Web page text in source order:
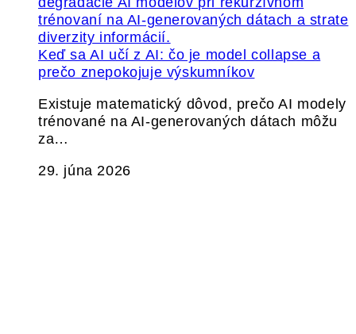
Keď sa AI učí z AI: čo je model collapse a
prečo znepokojuje výskumníkov
Existuje matematický dôvod, prečo AI modely
trénované na AI-generovaných dátach môžu
za…
29. júna 2026